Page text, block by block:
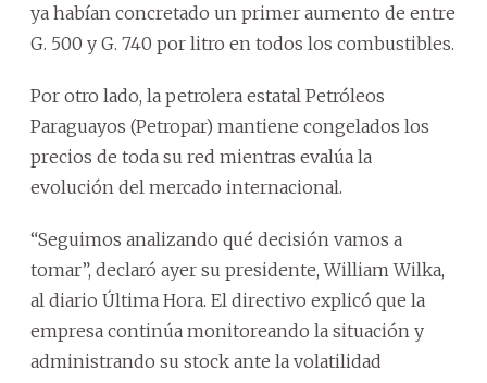
ya habían concretado un primer aumento de entre
G. 500 y G. 740 por litro en todos los combustibles.
Por otro lado, la petrolera estatal Petróleos
Paraguayos (Petropar) mantiene congelados los
precios de toda su red mientras evalúa la
evolución del mercado internacional.
“Seguimos analizando qué decisión vamos a
tomar”, declaró ayer su presidente, William Wilka,
al diario Última Hora. El directivo explicó que la
empresa continúa monitoreando la situación y
administrando su stock ante la volatilidad